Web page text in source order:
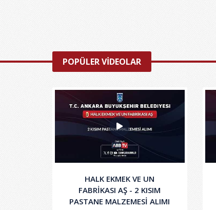
POPÜLER VİDEOLAR
HALK EKMEK VE UN
FABRİKASI AŞ - 2 KISIM
PASTANE MALZEMESİ ALIMI